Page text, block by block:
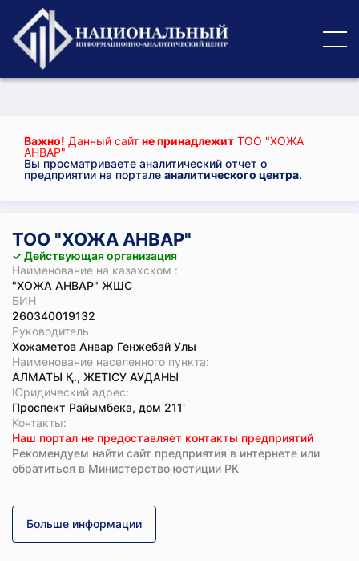
Важно! Данный сайт не принадлежит ТОО "ХОЖА
АНВАР"
Вы просматриваете аналитический отчет о
предприятии на портале аналитического центра.
ТОО "ХОЖА АНВАР"
✓ Действующая организация
Наименование на казахском :
"ХОЖА АНВАР" ЖШС
БИН
260340019132
Руководитель
Хожаметов Анвар Генжебай Улы
Наименование населенного пункта:
АЛМАТЫ Қ., ЖЕТІСУ АУДАНЫ
Юридический адрес:
Проспект Райымбека, дом 211'
Koнтaкты:
Наш портал не предоставляет контакты предприятий
Рекомендуем найти сайт предприятия в интернете или
обратиться в Министерство юстиции РК
Больше информации